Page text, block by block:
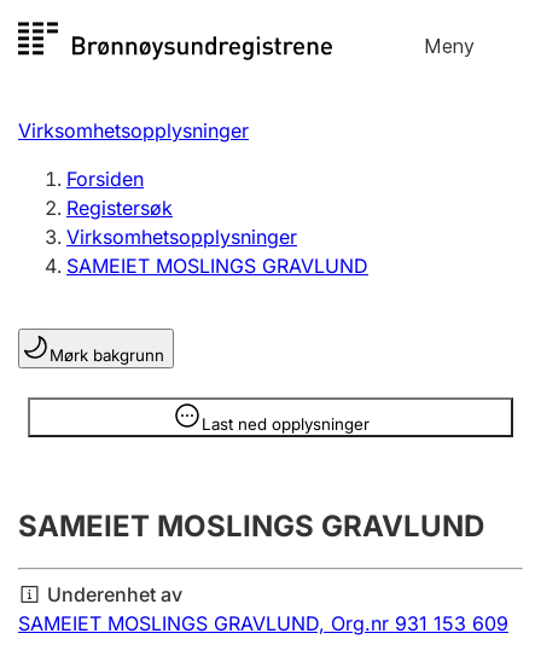
til
Meny
Registersøk
Aksjeselskap
Enkeltpersonforetak
Registrere, endre, slette
Lag og forening
Registrere, endre, slette
Årsregnskap
Innsending og forsinkelsesgebyr
Virksomhetsopplysninger
Forsiden
Registersøk
Virksomhetsopplysninger
SAMEIET MOSLINGS GRAVLUND
Mørk bakgrunn
Last ned opplysninger
Opplysninger er skjult
SAMEIET MOSLINGS GRAVLUND
Underenhet av
SAMEIET MOSLINGS GRAVLUND, Org.nr 931 153 609